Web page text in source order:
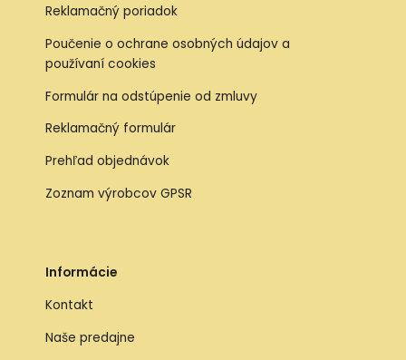
Reklamačný poriadok
Poučenie o ochrane osobných údajov a
používaní cookies
Formulár na odstúpenie od zmluvy
Reklamačný formulár
Prehľad objednávok
Zoznam výrobcov GPSR
Informácie
Kontakt
Naše predajne